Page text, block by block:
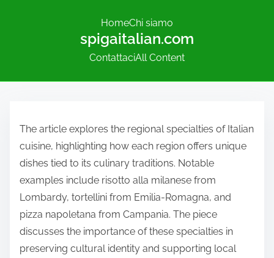
HomeChi siamo
spigaitalian.com
ContattaciAll Content
The article explores the regional specialties of Italian
cuisine, highlighting how each region offers unique
dishes tied to its culinary traditions. Notable
examples include risotto alla milanese from
Lombardy, tortellini from Emilia-Romagna, and
pizza napoletana from Campania. The piece
discusses the importance of these specialties in
preserving cultural identity and supporting local